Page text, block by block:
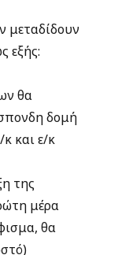
μεταδίδουν
εξής:
θα
δομή
και ε/κ
της
μέρα
θα